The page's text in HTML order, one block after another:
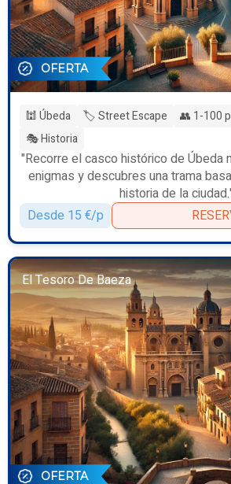
OFERTA
🕍 Úbeda 🏷️ Street Escape 👥 1-100
🎭 Historia
"Recorre el casco histórico de Úbeda
enigmas y descubres una trama
historia de la
Desde 15 €/p
El Tesoro De Baeza
OFERTA